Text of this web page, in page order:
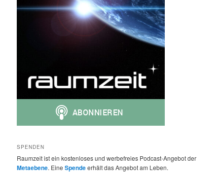
SPENDEN
Raumzeit ist ein kostenloses und werbefreies Podcast-Angebot der
Metaebene. EineSpendeerhält das Angebot am Leben.